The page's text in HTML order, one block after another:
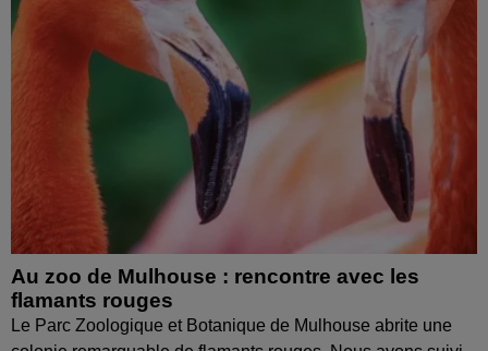
Au zoo de Mulhouse : rencontre avec les
flamants rouges
Le Parc Zoologique et Botanique de Mulhouse abrite une